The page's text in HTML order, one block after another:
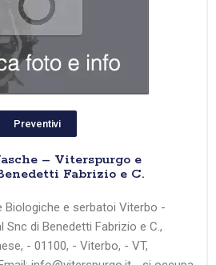
Preventivi
– Viterspurgo e
Fabrizio e C.
Biologiche e serbatoi Viterbo -
di Benedetti Fabrizio e C.,
- 01100, - Viterbo, - VT,